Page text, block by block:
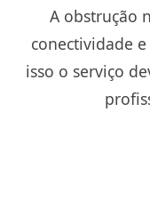
A obstrução
conectividade
isso o serviço